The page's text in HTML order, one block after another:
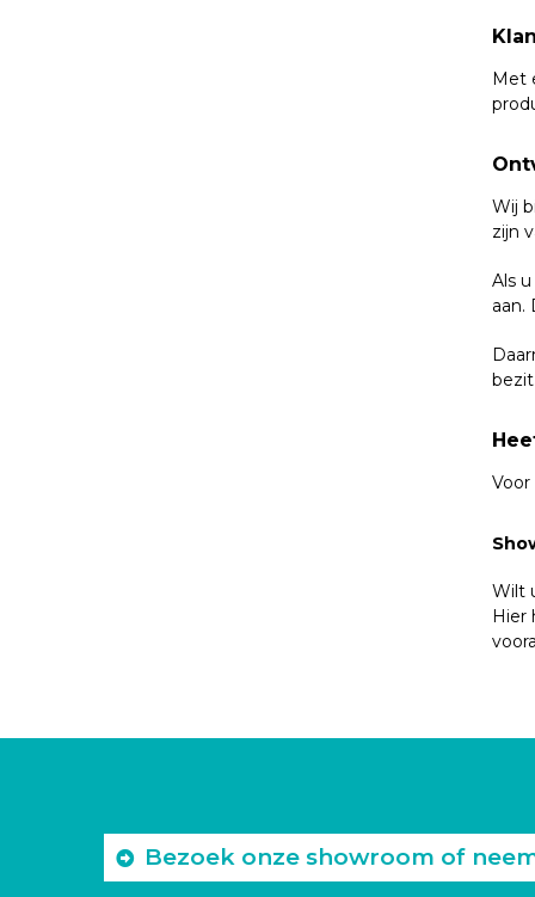
Met
Wij
zijn
Als
aan.
Wilt
Hier
Bezoek onze showroom of